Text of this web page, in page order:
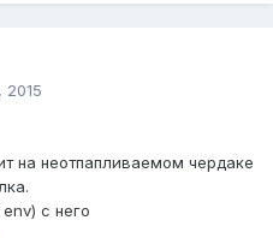
2015
на неотпапливаемом чердаке
с него